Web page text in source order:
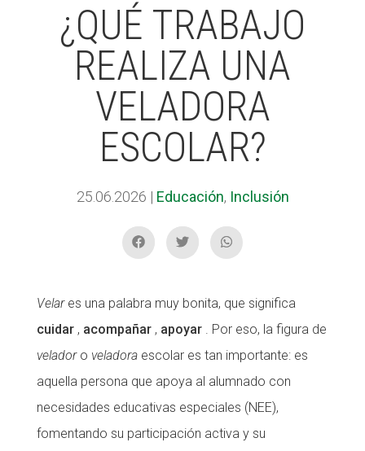
¿QUÉ TRABAJO
REALIZA UNA
VELADORA
ESCOLAR?
25.06.2026 | Educación, Inclusión
Velares una palabra muy bonita, que significa
cuidar, acompañar, apoyar. Por eso, la figura de
veladoro veladoraescolar es tan importante: es
aquella persona que apoya al alumnado con
necesidades educativas especiales (NEE),
fomentando su participación activa y su
ACCIÓ SOCIAL I JOVES
ESPLAIS
SUPORT TERCER SECTOR
CONEIX FUNDESPLAI
La Fundació
ACCIÓ SOCIAL I JOVES
ESPLAIS
SUPORT TERCER SECTOR
CONEIX FUNDESPLAI
La Fundació